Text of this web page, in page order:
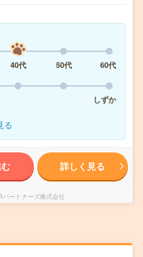
40代 50代
60代
しずか
る
詳しく見る
ートナーズ株式会社